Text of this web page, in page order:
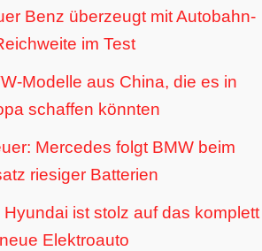
Benz überzeugt mit Autobahn-
im Test
Modelle aus China, die es in
schaffen könnten
Mercedes folgt BMW beim
riesiger Batterien
ist stolz auf das komplett
neue Elektroauto